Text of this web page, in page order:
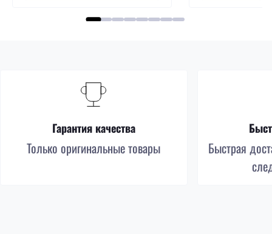
Гарантия качества
Только оригинальные товары
Быстрая